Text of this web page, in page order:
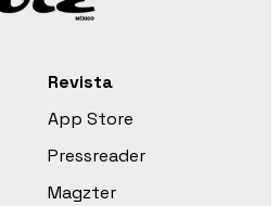
Revista
App Store
Pressreader
Magzter